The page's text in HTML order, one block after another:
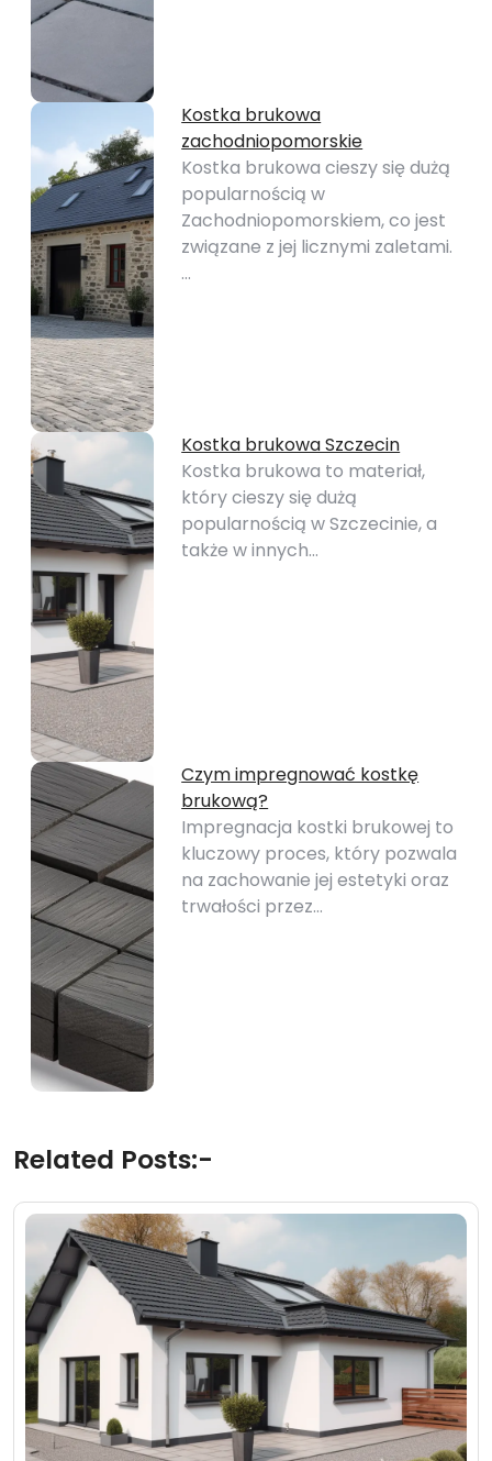
Kostka brukowa
zachodniopomorskie
Kostka brukowa cieszy się dużą
popularnością w
Zachodniopomorskiem, co jest
związane z jej licznymi zaletami.
…
Kostka brukowa Szczecin
Kostka brukowa to materiał,
który cieszy się dużą
popularnością w Szczecinie, a
także w innych…
Czym impregnować kostkę
brukową?
Impregnacja kostki brukowej to
kluczowy proces, który pozwala
na zachowanie jej estetyki oraz
trwałości przez…
Related Posts:-